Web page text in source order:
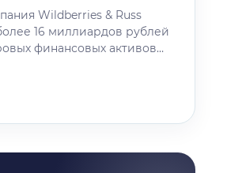
Wildberries & Russ
16 миллиардов рублей
финансовых активов